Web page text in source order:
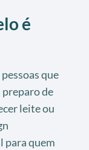
é
que
de
leite ou
para quem